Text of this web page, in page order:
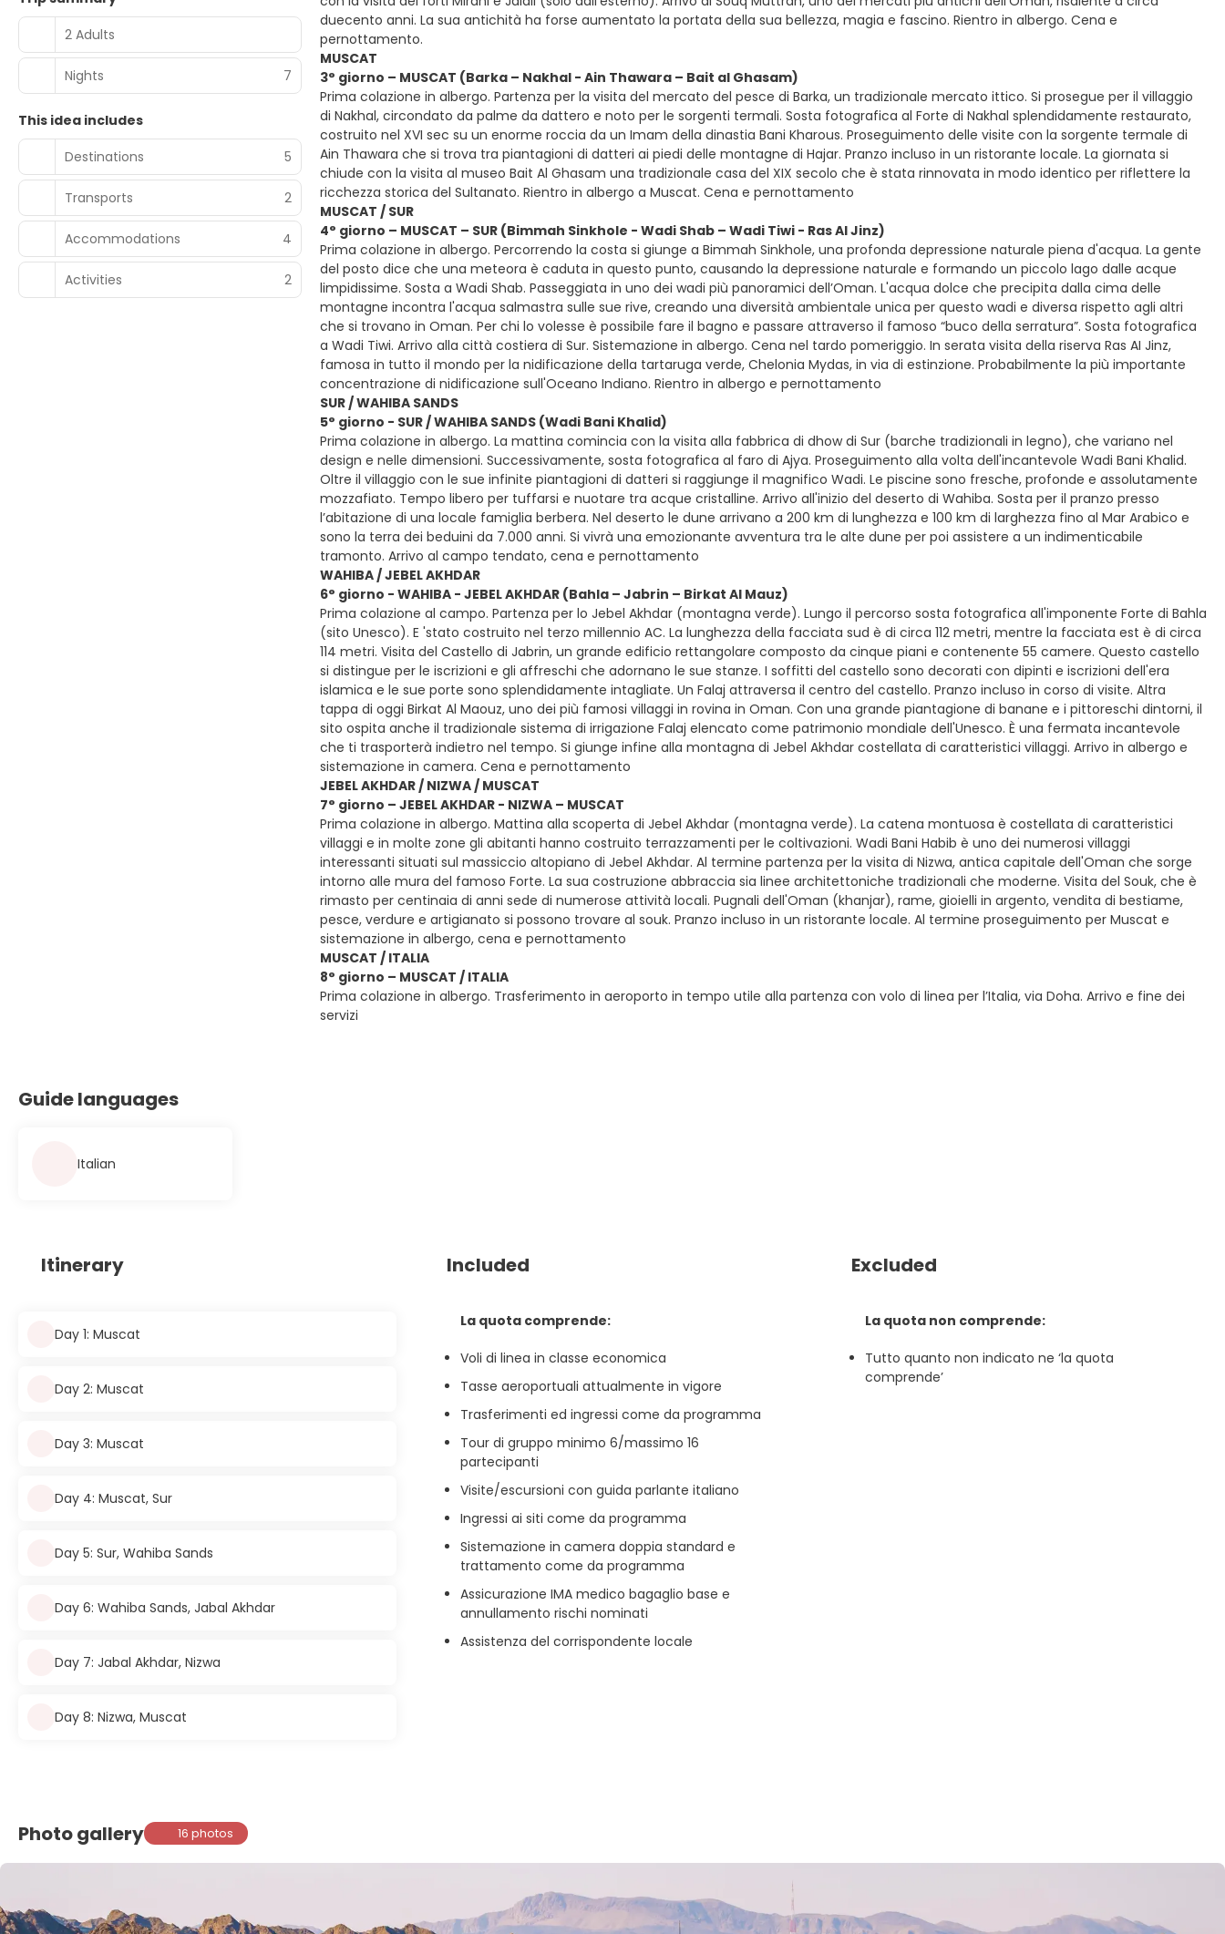
2 Adults
Nights 7
This idea includes
Destinations
5
Transports 2
Accommodations 4
Activities 2
duecento anni. La sua antichità ha forse aumentato la portata della sua bellezza, magia e fascino. Rientro in albergo. Cena e
pernottamento.
MUSCAT
3° giorno – MUSCAT (Barka – Nakhal - Ain Thawara – Bait al Ghasam)
Prima colazione in albergo. Partenza per la visita del mercato del pesce di Barka, un tradizionale mercato ittico. Si prosegue per il villaggio
di Nakhal, circondato da palme da dattero e noto per le sorgenti termali. Sosta fotografica al Forte di Nakhal splendidamente restaurato,
costruito nel XVI sec su un enorme roccia da un Imam della dinastia Bani Kharous. Proseguimento delle visite con la sorgente termale di
Ain Thawara che si trova tra piantagioni di datteri ai piedi delle montagne di Hajar. Pranzo incluso in un ristorante locale. La giornata si
chiude con la visita al museo Bait Al Ghasam una tradizionale casa del XIX secolo che è stata rinnovata in modo identico per riflettere la
ricchezza storica del Sultanato. Rientro in albergo a Muscat. Cena e pernottamento
MUSCAT / SUR
4° giorno – MUSCAT – SUR (Bimmah Sinkhole - Wadi Shab – Wadi Tiwi - Ras Al Jinz)
Prima colazione in albergo. Percorrendo la costa si giunge a Bimmah Sinkhole, una profonda depressione naturale piena d'acqua. La gente
del posto dice che una meteora è caduta in questo punto, causando la depressione naturale e formando un piccolo lago dalle acque
limpidissime. Sosta a Wadi Shab. Passeggiata in uno dei wadi più panoramici dell’Oman. L'acqua dolce che precipita dalla cima delle
montagne incontra l'acqua salmastra sulle sue rive, creando una diversità ambientale unica per questo wadi e diversa rispetto agli altri
che si trovano in Oman. Per chi lo volesse è possibile fare il bagno e passare attraverso il famoso “buco della serratura”. Sosta fotografica
a Wadi Tiwi. Arrivo alla città costiera di Sur. Sistemazione in albergo. Cena nel tardo pomeriggio. In serata visita della riserva Ras AI Jinz,
famosa in tutto il mondo per la nidificazione della tartaruga verde, Chelonia Mydas, in via di estinzione. Probabilmente la più importante
concentrazione di nidificazione sull'Oceano Indiano. Rientro in albergo e pernottamento
SUR / WAHIBA SANDS
5° giorno - SUR / WAHIBA SANDS (Wadi Bani Khalid)
Prima colazione in albergo. La mattina comincia con la visita alla fabbrica di dhow di Sur (barche tradizionali in legno), che variano nel
design e nelle dimensioni. Successivamente, sosta fotografica al faro di Ajya. Proseguimento alla volta dell'incantevole Wadi Bani Khalid.
Oltre il villaggio con le sue infinite piantagioni di datteri si raggiunge il magnifico Wadi. Le piscine sono fresche, profonde e assolutamente
mozzafiato. Tempo libero per tuffarsi e nuotare tra acque cristalline. Arrivo all'inizio del deserto di Wahiba. Sosta per il pranzo presso
l’abitazione di una locale famiglia berbera. Nel deserto le dune arrivano a 200 km di lunghezza e 100 km di larghezza fino al Mar Arabico e
sono la terra dei beduini da 7.000 anni. Si vivrà una emozionante avventura tra le alte dune per poi assistere a un indimenticabile
tramonto. Arrivo al campo tendato, cena e pernottamento
WAHIBA / JEBEL AKHDAR
6° giorno - WAHIBA - JEBEL AKHDAR (Bahla – Jabrin – Birkat Al Mauz)
Prima colazione al campo. Partenza per lo Jebel Akhdar (montagna verde). Lungo il percorso sosta fotografica all'imponente Forte di Bahla
(sito Unesco). E 'stato costruito nel terzo millennio AC. La lunghezza della facciata sud è di circa 112 metri, mentre la facciata est è di circa
114 metri. Visita del Castello di Jabrin, un grande edificio rettangolare composto da cinque piani e contenente 55 camere. Questo castello
si distingue per le iscrizioni e gli affreschi che adornano le sue stanze. I soffitti del castello sono decorati con dipinti e iscrizioni dell'era
islamica e le sue porte sono splendidamente intagliate. Un Falaj attraversa il centro del castello. Pranzo incluso in corso di visite. Altra
tappa di oggi Birkat Al Maouz, uno dei più famosi villaggi in rovina in Oman. Con una grande piantagione di banane e i pittoreschi dintorni, il
sito ospita anche il tradizionale sistema di irrigazione Falaj elencato come patrimonio mondiale dell'Unesco. È una fermata incantevole
che ti trasporterà indietro nel tempo. Si giunge infine alla montagna di Jebel Akhdar costellata di caratteristici villaggi. Arrivo in albergo e
sistemazione in camera. Cena e pernottamento
JEBEL AKHDAR / NIZWA / MUSCAT
7° giorno – JEBEL AKHDAR - NIZWA – MUSCAT
Prima colazione in albergo. Mattina alla scoperta di Jebel Akhdar (montagna verde). La catena montuosa è costellata di caratteristici
villaggi e in molte zone gli abitanti hanno costruito terrazzamenti per le coltivazioni. Wadi Bani Habib è uno dei numerosi villaggi
interessanti situati sul massiccio altopiano di Jebel Akhdar. Al termine partenza per la visita di Nizwa, antica capitale dell'Oman che sorge
intorno alle mura del famoso Forte. La sua costruzione abbraccia sia linee architettoniche tradizionali che moderne. Visita del Souk, che è
rimasto per centinaia di anni sede di numerose attività locali. Pugnali dell'Oman (khanjar), rame, gioielli in argento, vendita di bestiame,
pesce, verdure e artigianato si possono trovare al souk. Pranzo incluso in un ristorante locale. Al termine proseguimento per Muscat e
sistemazione in albergo, cena e pernottamento
MUSCAT / ITALIA
8° giorno – MUSCAT / ITALIA
Prima colazione in albergo. Trasferimento in aeroporto in tempo utile alla partenza con volo di linea per l’Italia, via Doha. Arrivo e fine dei
servizi
Guide languages
Italian
Itinerary
Day 1: Muscat
Day 2: Muscat
Day 3: Muscat
Day 4: Muscat, Sur
Day 5: Sur, Wahiba Sands
Day 6: Wahiba Sands, Jabal Akhdar
Day 7: Jabal Akhdar, Nizwa
Day 8: Nizwa, Muscat
Included
La quota comprende:
Voli di linea in classe economica
Tasse aeroportuali attualmente in vigore
Trasferimenti ed ingressi come da programma
Tour di gruppo minimo 6/massimo 16
partecipanti
Visite/escursioni con guida parlante italiano
Ingressi ai siti come da programma
Sistemazione in camera doppia standard e
trattamento come da programma
Assicurazione IMA medico bagaglio base e
annullamento rischi nominati
Assistenza del corrispondente locale
Excluded
La quota non comprende:
Tutto quanto non indicato ne ‘la quota
comprende’
Photo gallery 16 photos